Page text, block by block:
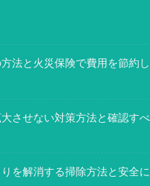
法と火災保険で費用を節約し
させない対策方法と確認す
を解消する掃除方法と安全